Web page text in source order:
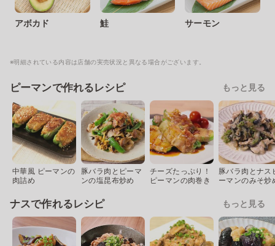
アボカド 鮭 サーモン
※明細されている内容は店舗の実売状況と異なる場合がございます。
ピーマンで作れるレシピ もっと見る
中華風 ピーマンの
肉詰め
豚バラ肉とピーマ
ンの塩昆布炒め
チーズたっぷり！
ピーマンの肉巻き
豚バラ肉とナス
ーマンのみそ炒
ナスで作れるレシピ もっと見る